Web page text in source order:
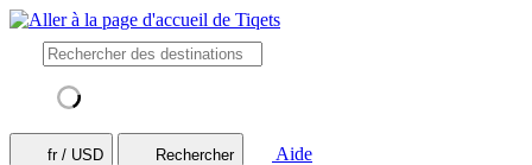
fr / USD Rechercher
Aide